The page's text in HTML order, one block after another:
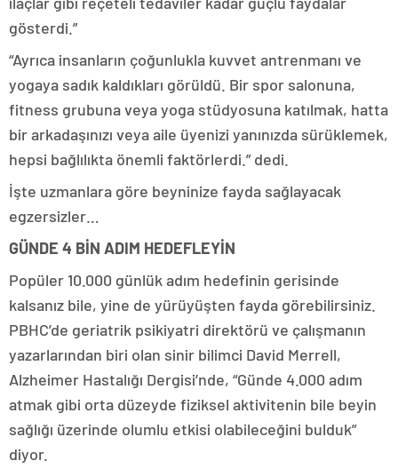
gösterdi.”
“Ayrıca insanların çoğunlukla kuvvet antrenmanı ve
yogaya sadık kaldıkları görüldü. Bir spor salonuna,
fitness grubuna veya yoga stüdyosuna katılmak, hatta
bir arkadaşınızı veya aile üyenizi yanınızda sürüklemek,
hepsi bağlılıkta önemli faktörlerdi.” dedi.
İşte uzmanlara göre beyninize fayda sağlayacak
egzersizler…
GÜNDE 4 BİN ADIM HEDEFLEYİN
Popüler 10.000 günlük adım hedefinin gerisinde
kalsanız bile, yine de yürüyüşten fayda görebilirsiniz.
PBHC’de geriatrik psikiyatri direktörü ve çalışmanın
yazarlarından biri olan sinir bilimci David Merrell,
Alzheimer Hastalığı Dergisi’nde, “Günde 4.000 adım
atmak gibi orta düzeyde fiziksel aktivitenin bile beyin
sağlığı üzerinde olumlu etkisi olabileceğini bulduk”
diyor.